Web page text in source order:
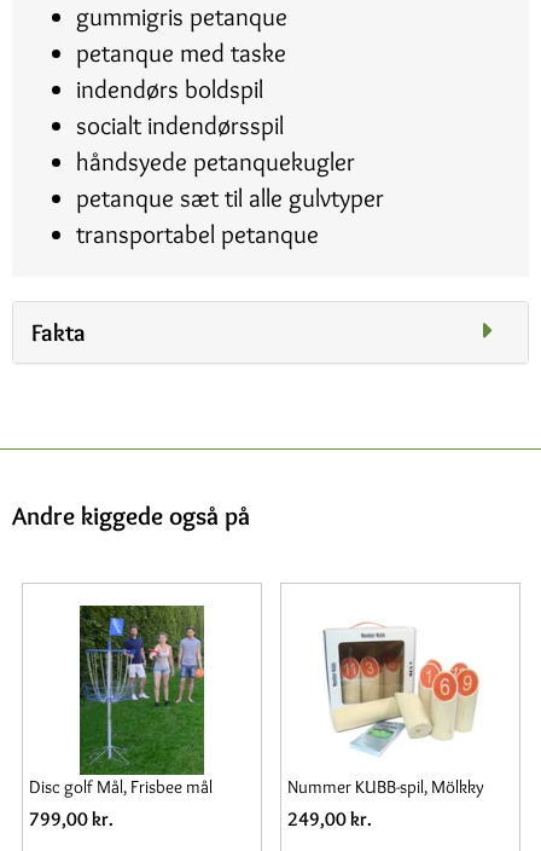
gummigris petanque
petanque med taske
indendørs boldspil
socialt indendørsspil
håndsyede petanquekugler
petanque sæt til alle gulvtyper
transportabel petanque
Fakta
Andre kiggede også på
Nummer KUBB-spil, Mölkky
249,00 kr.
Rundboldsæt - Boldtræ
& Fladt